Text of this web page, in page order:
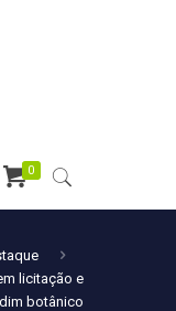
0
licitação e
botânico